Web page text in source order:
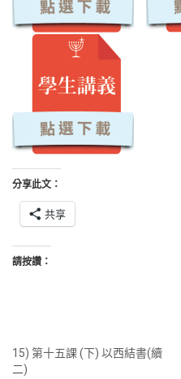
分享此文：
共享
請按讚：
15) 第十五課 (下) 以西結書(續
二)